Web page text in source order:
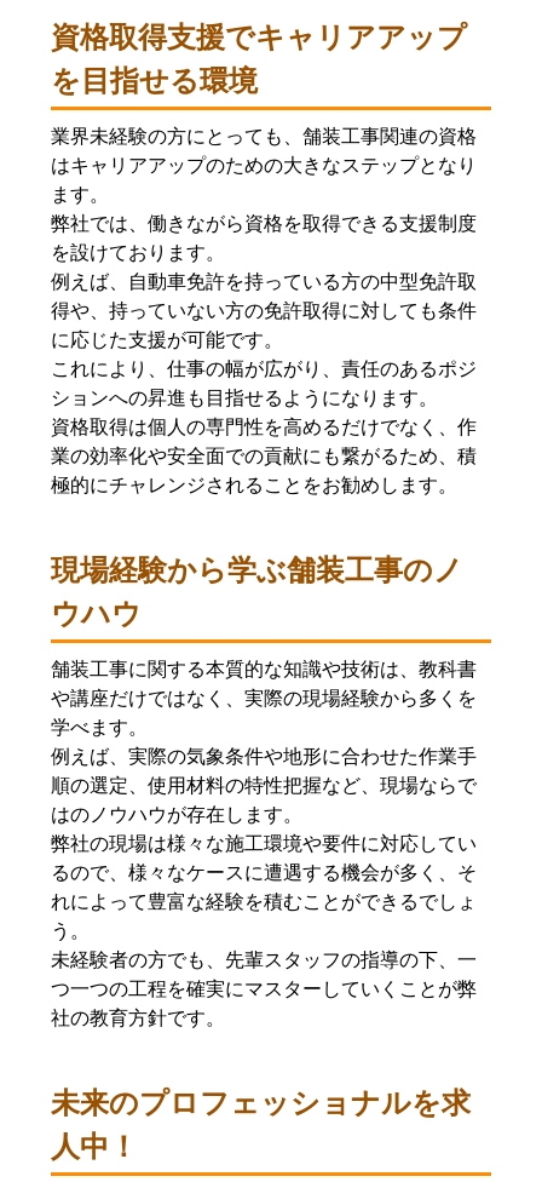
資格取得支援でキャリアアップ
を目指せる環境
業界未経験の方にとっても、舗装工事関連の資格
はキャリアアップのための大きなステップとなり
ます。
弊社では、働きながら資格を取得できる支援制度
を設けております。
例えば、自動車免許を持っている方の中型免許取
得や、持っていない方の免許取得に対しても条件
に応じた支援が可能です。
これにより、仕事の幅が広がり、責任のあるポジ
ションへの昇進も目指せるようになります。
資格取得は個人の専門性を高めるだけでなく、作
業の効率化や安全面での貢献にも繋がるため、積
極的にチャレンジされることをお勧めします。
現場経験から学ぶ舗装工事のノ
ウハウ
舗装工事に関する本質的な知識や技術は、教科書
や講座だけではなく、実際の現場経験から多くを
学べます。
例えば、実際の気象条件や地形に合わせた作業手
順の選定、使用材料の特性把握など、現場ならで
はのノウハウが存在します。
弊社の現場は様々な施工環境や要件に対応してい
るので、様々なケースに遭遇する機会が多く、そ
れによって豊富な経験を積むことができるでしょ
う。
未経験者の方でも、先輩スタッフの指導の下、一
つ一つの工程を確実にマスターしていくことが弊
社の教育方針です。
未来のプロフェッショナルを求
人中！